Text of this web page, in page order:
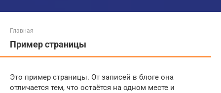
Главная
Пример страницы
Это пример страницы. От записей в блоге она
отличается тем, что остаётся на одном месте и